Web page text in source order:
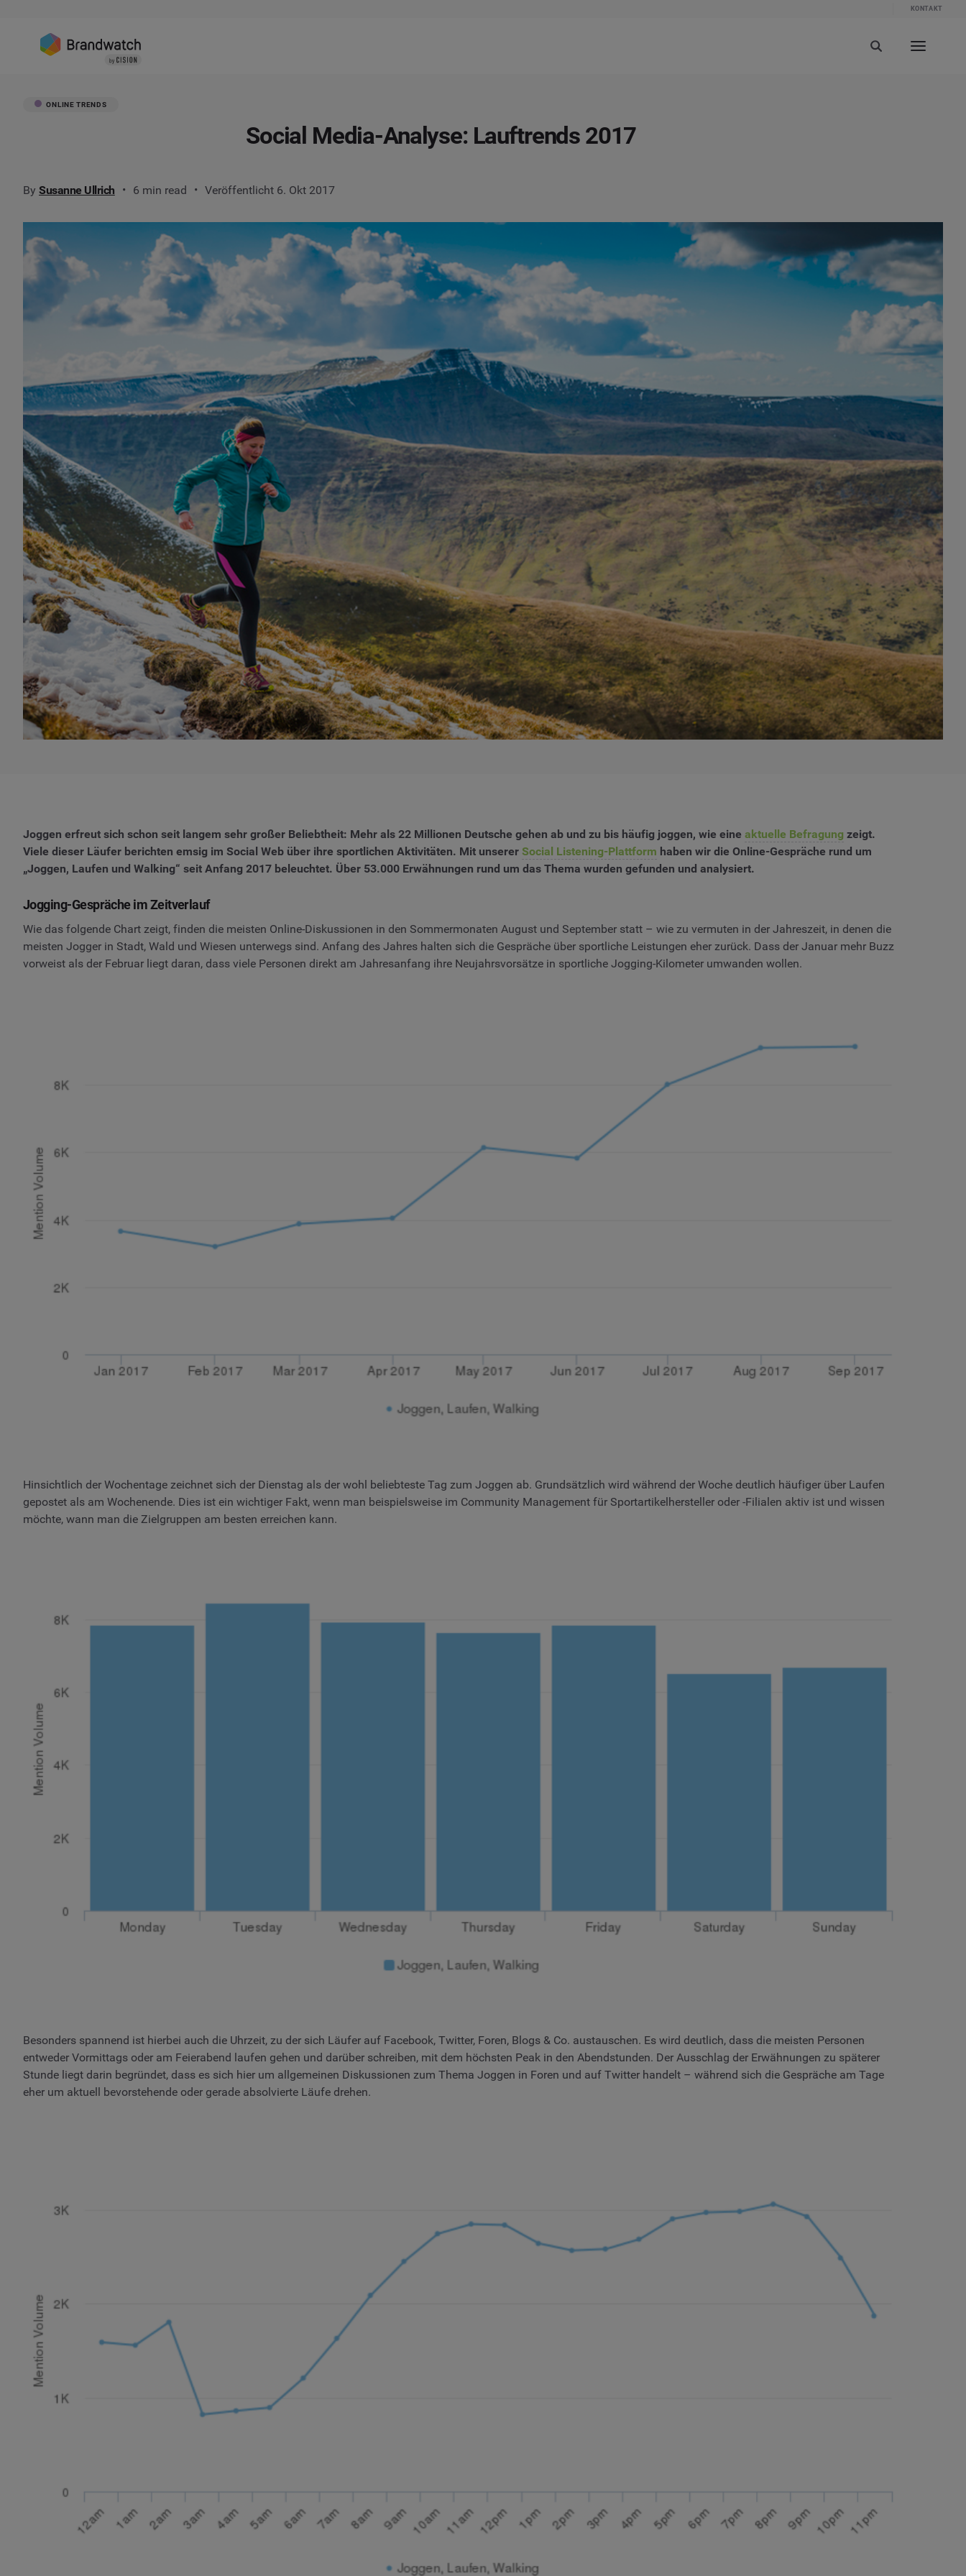
KONTAKT
ONLINE TRENDS
Social Media-Analyse: Lauftrends 2017
By Susanne Ullrich 6 min read Veröffentlicht 6. Okt 2017
Joggen erfreut sich schon seit langem sehr großer Beliebtheit: Mehr als 22 Millionen Deutsche gehen ab und zu bis häufig joggen, wie eine aktuelle Befragung zeigt.
Viele dieser Läufer berichten emsig im Social Web über ihre sportlichen Aktivitäten. Mit unserer Social Listening-Plattform haben wir die Online-Gespräche rund um
„Joggen, Laufen und Walking“ seit Anfang 2017 beleuchtet. Über 53.000 Erwähnungen rund um das Thema wurden gefunden und analysiert.
Jogging-Gespräche im Zeitverlauf
Wie das folgende Chart zeigt, finden die meisten Online-Diskussionen in den Sommermonaten August und September statt – wie zu vermuten in der Jahreszeit, in denen die
meisten Jogger in Stadt, Wald und Wiesen unterwegs sind. Anfang des Jahres halten sich die Gespräche über sportliche Leistungen eher zurück. Dass der Januar mehr Buzz
vorweist als der Februar liegt daran, dass viele Personen direkt am Jahresanfang ihre Neujahrsvorsätze in sportliche Jogging-Kilometer umwanden wollen.
Hinsichtlich der Wochentage zeichnet sich der Dienstag als der wohl beliebteste Tag zum Joggen ab. Grundsätzlich wird während der Woche deutlich häufiger über Laufen
gepostet als am Wochenende. Dies ist ein wichtiger Fakt, wenn man beispielsweise im Community Management für Sportartikelhersteller oder -Filialen aktiv ist und wissen
möchte, wann man die Zielgruppen am besten erreichen kann.
Besonders spannend ist hierbei auch die Uhrzeit, zu der sich Läufer auf Facebook, Twitter, Foren, Blogs & Co. austauschen. Es wird deutlich, dass die meisten Personen
entweder Vormittags oder am Feierabend laufen gehen und darüber schreiben, mit dem höchsten Peak in den Abendstunden. Der Ausschlag der Erwähnungen zu späterer
Stunde liegt darin begründet, dass es sich hier um allgemeinen Diskussionen zum Thema Joggen in Foren und auf Twitter handelt – während sich die Gespräche am Tage
eher um aktuell bevorstehende oder gerade absolvierte Läufe drehen.